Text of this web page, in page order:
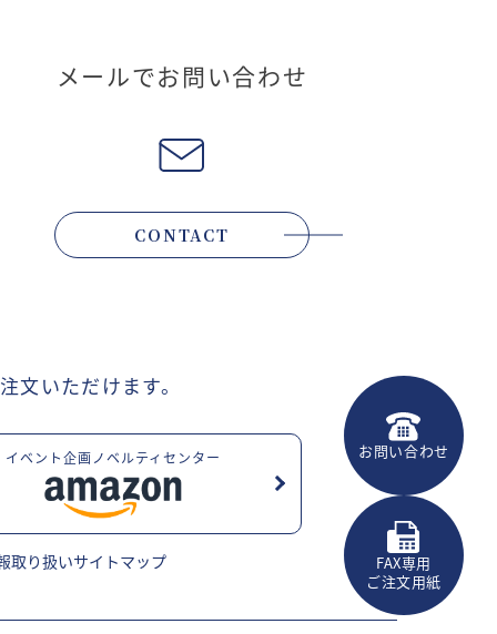
お問い合わせ
FAX専用
ご注文用紙
メールでお問い合わせ
CONTACT
文いただけます。
イベント企画ノベルティセンター
取り扱いサイトマップ